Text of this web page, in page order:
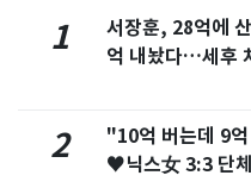
1
서장훈, 28억에
억 내놨다…세후
2
"10억 버는데 9
♥닉스女 3:3 단